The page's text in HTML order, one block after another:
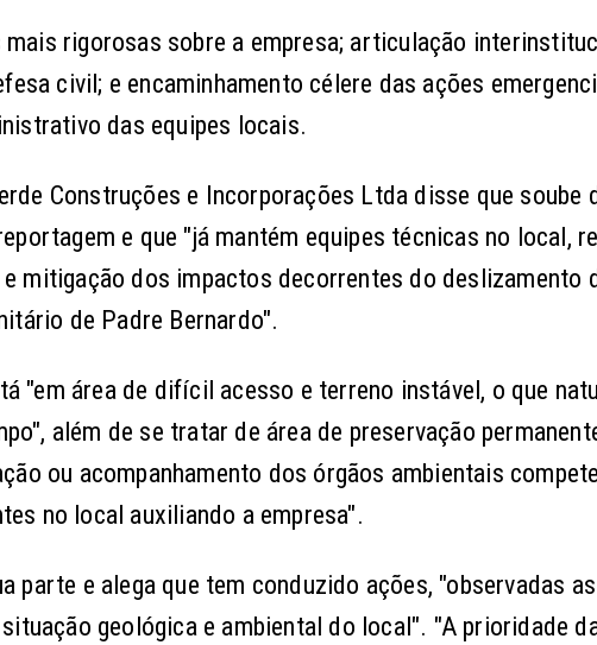
rigorosas sobre a empresa; articulação
civil; e encaminhamento célere das ações
das equipes locais.
Construções e Incorporações Ltda disse que soube
e que "já mantém equipes técnicas no local,
mitigação dos impactos decorrentes do deslizamento
de Padre Bernardo".
"em área de difícil acesso e terreno instável, o que
além de se tratar de área de preservação
ou acompanhamento dos órgãos ambientais
no local auxiliando a empresa".
parte e alega que tem conduzido ações, "observadas
geológica e ambiental do local". "A prioridade